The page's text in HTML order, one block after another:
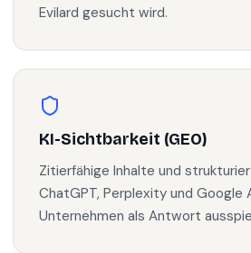
Evilard gesucht wird.
KI-Sichtbarkeit (GEO)
Zitierfähige Inhalte und
ChatGPT, Perplexity und Google
Unternehmen als Antwort